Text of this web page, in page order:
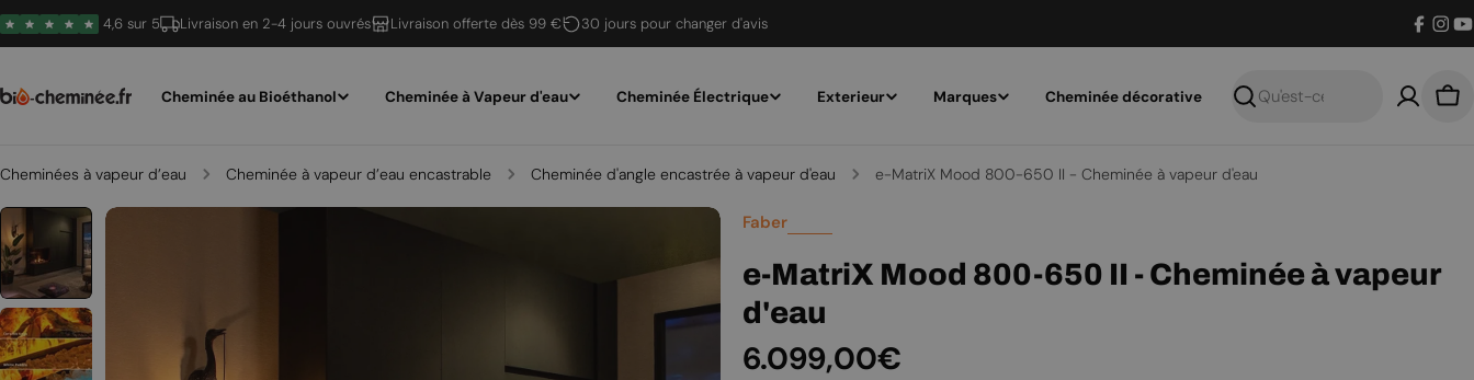
Passer
au
4,6 sur 5 Livraison en 2-4 jours ouvrés Livraison offerte dès 99 € 30 jours pour changer d'avis
Cheminée au Bioéthanol Cheminée à Vapeur d'eau Cheminée Électrique Exterieur Marques Cheminée décorative
Recherche
Cheminées à vapeur d’eau Cheminée à vapeur d’eau encastrable Cheminée d'angle encastrée à vapeur d'eau e-MatriX Mood 800-650 II - Cheminée à vapeur d'eau
Faber
e-MatriX Mood 800-650 II - Cheminée à vapeur
d'eau
Prix
6.099,00€